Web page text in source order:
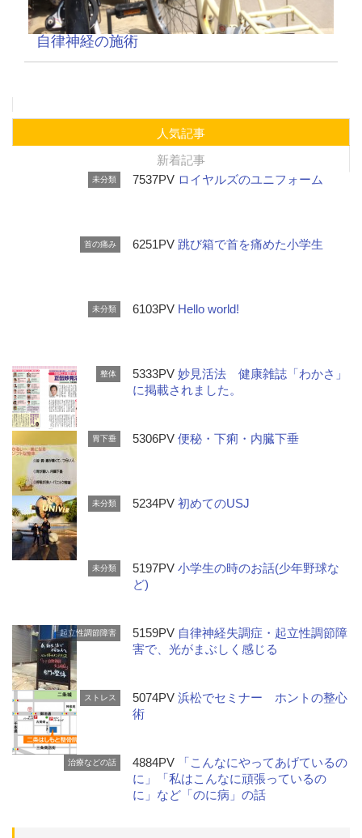
自律神経の施術
人気記事
新着記事
未分類 7537PV ロイヤルズのユニフォーム
首の痛み 6251PV 跳び箱で首を痛めた小学生
未分類 6103PV Hello world!
整体 5333PV妙見活法 健康雑誌「わかさ」
に掲載されました。
胃下垂 5306PV便秘・下痢・内臓下垂
未分類 5234PV初めてのUSJ
未分類 5197PV小学生の時のお話(少年野球な
ど)
起立性調節障害 5159PV 自律神経失調症・起立性調節障
害で、光がまぶしく感じる
ストレス 5074PV浜松でセミナー ホントの整心
術
治療などの話 4884PV
「こんなにやってあげているの
に」「私はこんなに頑張っているの
に」など「のに病」の話